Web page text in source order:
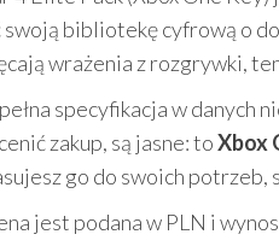
bibliotekę cyfrową o
wrażenia z rozgrywki,
specyfikacja w danych
zakup, są jasne: toXbox
go do swoich potrzeb,
jest podana w PLN i